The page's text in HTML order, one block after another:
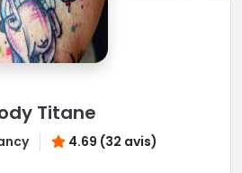
Titane
4.69 (32 avis)